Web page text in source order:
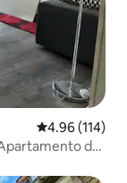
Calificación
4.96 (114)
de